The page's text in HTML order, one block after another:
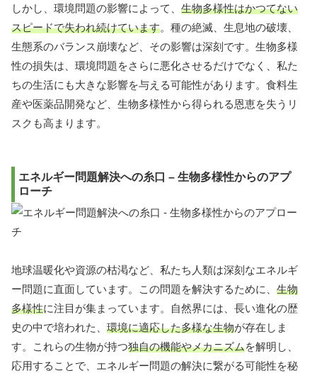
しかし、環境問題の影響によって、 生物多様性はかつてない
スピードで失われ続けています。種の絶滅、生息地の破壊、
生態系のバランス崩壊など、その影響は深刻です。生物多様
性の損失は、環境問題をさらに悪化させるだけでなく、私た
ちの生活にも大きな影響を与える可能性があります。食料生
産や医薬品開発など、生物多様性から得られる恩恵を失うリ
スクも高まります。
エネルギー問題解決への糸口 – 生物多様性からのアプ
ローチ
地球温暖化や資源の枯渇など、私たち人類は深刻なエネルギ
ー問題に直面しています。この問題を解決するために、 生物
多様性に注目が集まっています。自然界には、長い進化の歴
史の中で培われた、 環境に適応した多様な生物が存在しま
す。これらの生物が持つ独自の機能やメカニズムを解明し、
応用することで、エネルギー問題の解決に繋がる可能性を秘